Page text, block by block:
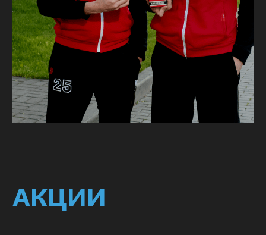
Хочешь купить продукцию
значительно дешевле? Привлеки
товарищей по команде!